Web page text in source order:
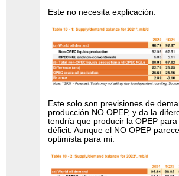
Este no necesita explicación:
Este solo son previsiones de
producción NO OPEP, y da la
tendría que producir la OPEP
déficit. Aunque el NO OPEP
optimista para mi.